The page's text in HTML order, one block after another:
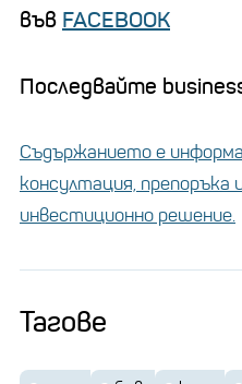
във FACEBOOK
Последвайте
Съдържанието е
консултация, препоръка
инвестиционно решение.
Тагове